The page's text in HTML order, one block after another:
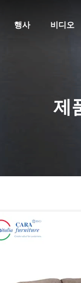
행사 비디오
제